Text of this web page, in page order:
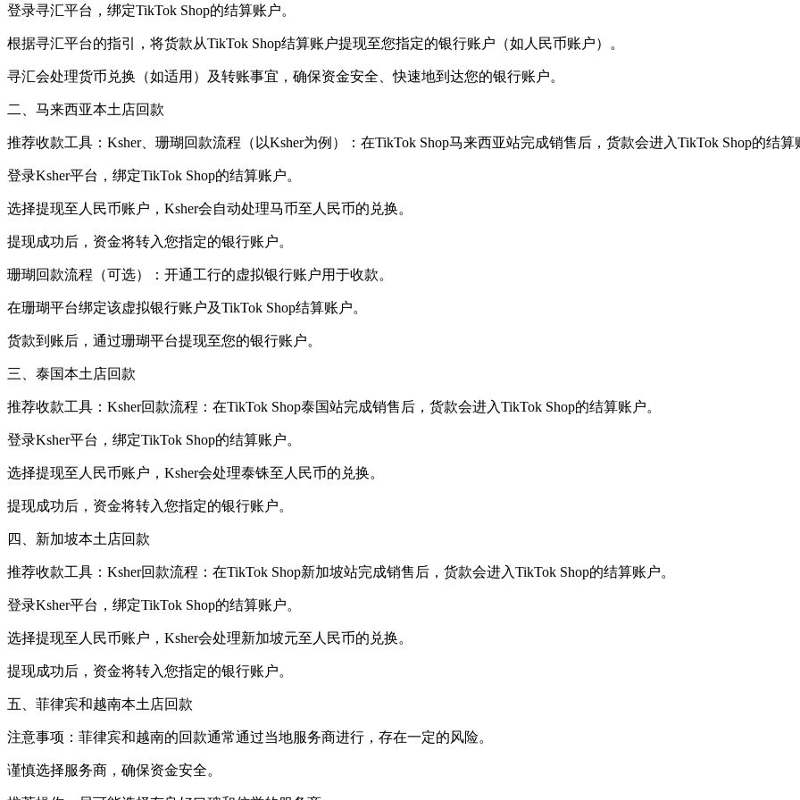
登录寻汇平台，绑定TikTok Shop的结算账户。
根据寻汇平台的指引，将货款从TikTok Shop结算账户提现至您指定的银行账户（如人民币账户）。
寻汇会处理货币兑换（如适用）及转账事宜，确保资金安全、快速地到达您的银行账户。
二、马来西亚本土店回款
推荐收款工具：Ksher、珊瑚回款流程（以Ksher为例）：在TikTok Shop马来西亚站完成销售后，货款会进入TikTok Shop的结算
登录Ksher平台，绑定TikTok Shop的结算账户。
选择提现至人民币账户，Ksher会自动处理马币至人民币的兑换。
提现成功后，资金将转入您指定的银行账户。
珊瑚回款流程（可选）：开通工行的虚拟银行账户用于收款。
在珊瑚平台绑定该虚拟银行账户及TikTok Shop结算账户。
货款到账后，通过珊瑚平台提现至您的银行账户。
三、泰国本土店回款
推荐收款工具：Ksher回款流程：在TikTok Shop泰国站完成销售后，货款会进入TikTok Shop的结算账户。
登录Ksher平台，绑定TikTok Shop的结算账户。
选择提现至人民币账户，Ksher会处理泰铢至人民币的兑换。
提现成功后，资金将转入您指定的银行账户。
四、新加坡本土店回款
推荐收款工具：Ksher回款流程：在TikTok Shop新加坡站完成销售后，货款会进入TikTok Shop的结算账户。
登录Ksher平台，绑定TikTok Shop的结算账户。
选择提现至人民币账户，Ksher会处理新加坡元至人民币的兑换。
提现成功后，资金将转入您指定的银行账户。
五、菲律宾和越南本土店回款
注意事项：菲律宾和越南的回款通常通过当地服务商进行，存在一定的风险。
谨慎选择服务商，确保资金安全。